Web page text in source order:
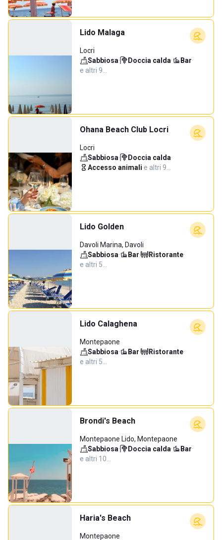
Lido Malaga
Locri
Sabbiosa· Doccia calda· Bar·
e altri 9…
Ohana Beach Club Locri
Locri
Sabbiosa· Doccia calda·
Accesso animali·e altri 9…
Lido Golden
Davoli Marina, Davoli
Sabbiosa· Bar· Ristorante·
e altri 5…
Lido Calaghena
Montepaone
Sabbiosa· Bar· Ristorante·
e altri 5…
Brondi's Beach
Montepaone Lido, Montepaone
Sabbiosa· Doccia calda· Bar·
e altri 10…
Haria's Beach
Montepaone